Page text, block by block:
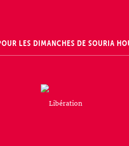
LES DIMANCHES DE SOURIA